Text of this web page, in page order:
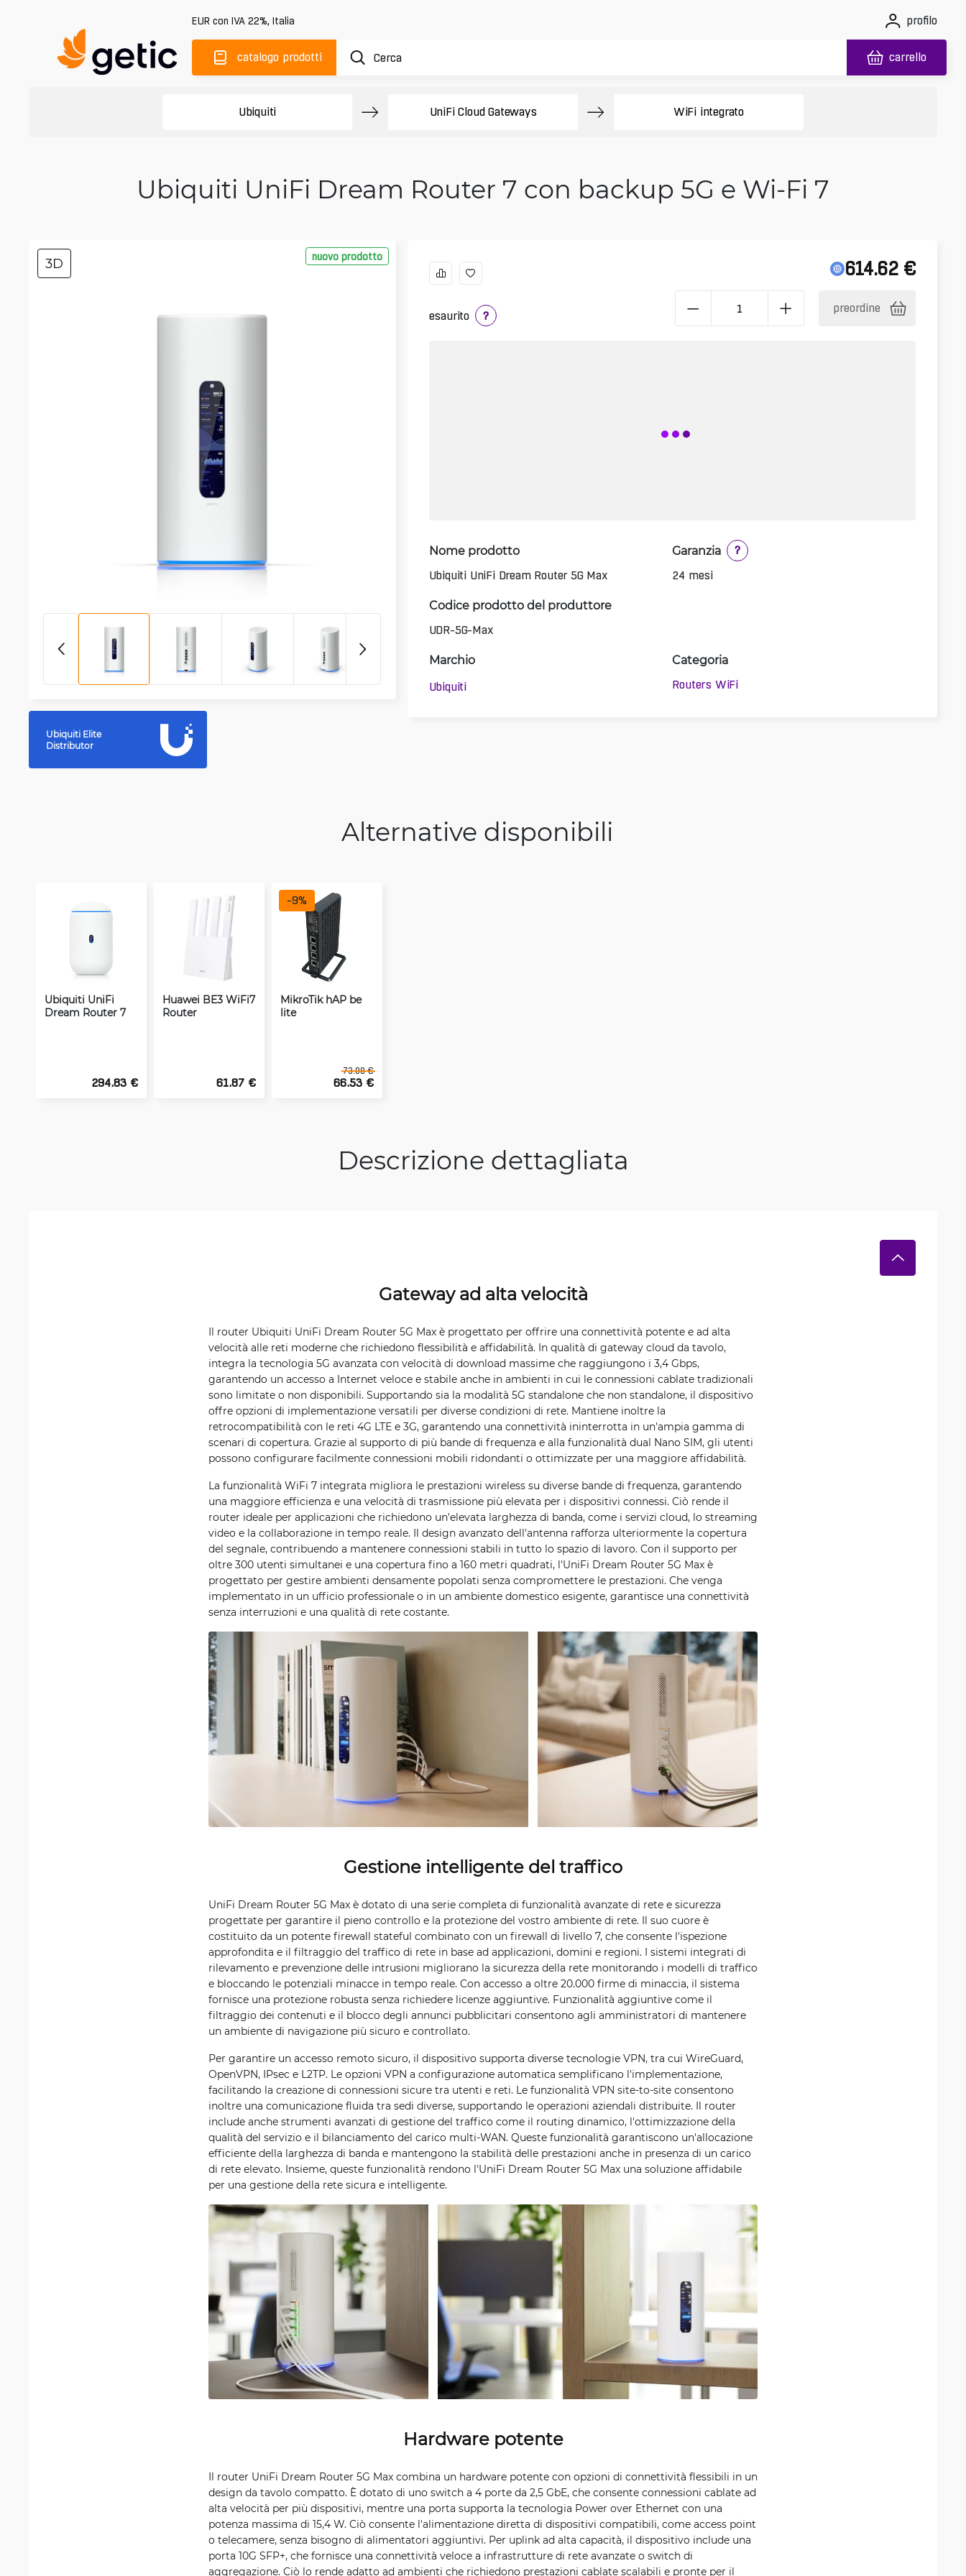
EUR con IVA 22%, Italia profilo
catalogo prodotti carrello
Ubiquiti UniFi Cloud Gateways WiFi integrato
Ubiquiti UniFi Dream Router 7 con backup 5G e Wi-Fi 7
nuovo prodotto
3D
Ubiquiti Elite
Distributor
esaurito ?
614.62 €
preordine
Nome prodotto
Ubiquiti UniFi Dream Router 5G Max
Garanzia
?
24 mesi
Codice prodotto del produttore
UDR-5G-Max
Marchio
Ubiquiti
Categoria
Routers WiFi
Alternative disponibili
Ubiquiti UniFi
Dream Router 7
294.83 €
Huawei BE3 WiFi7
Router
61.87 €
MikroTik hAP be
lite
73.08 €
66.53 €
-9%
Descrizione dettagliata
Gateway ad alta velocità
Il router Ubiquiti UniFi Dream Router 5G Max è progettato per offrire una connettività potente e ad alta
velocità alle reti moderne che richiedono flessibilità e affidabilità. In qualità di gateway cloud da tavolo,
integra la tecnologia 5G avanzata con velocità di download massime che raggiungono i 3,4 Gbps,
garantendo un accesso a Internet veloce e stabile anche in ambienti in cui le connessioni cablate tradizionali
sono limitate o non disponibili. Supportando sia la modalità 5G standalone che non standalone, il dispositivo
offre opzioni di implementazione versatili per diverse condizioni di rete. Mantiene inoltre la
retrocompatibilità con le reti 4G LTE e 3G, garantendo una connettività ininterrotta in un'ampia gamma di
scenari di copertura. Grazie al supporto di più bande di frequenza e alla funzionalità dual Nano SIM, gli utenti
possono configurare facilmente connessioni mobili ridondanti o ottimizzate per una maggiore affidabilità.
La funzionalità WiFi 7 integrata migliora le prestazioni wireless su diverse bande di frequenza, garantendo
una maggiore efficienza e una velocità di trasmissione più elevata per i dispositivi connessi. Ciò rende il
router ideale per applicazioni che richiedono un'elevata larghezza di banda, come i servizi cloud, lo streaming
video e la collaborazione in tempo reale. Il design avanzato dell'antenna rafforza ulteriormente la copertura
del segnale, contribuendo a mantenere connessioni stabili in tutto lo spazio di lavoro. Con il supporto per
oltre 300 utenti simultanei e una copertura fino a 160 metri quadrati, l'UniFi Dream Router 5G Max è
progettato per gestire ambienti densamente popolati senza compromettere le prestazioni. Che venga
implementato in un ufficio professionale o in un ambiente domestico esigente, garantisce una connettività
senza interruzioni e una qualità di rete costante.
Gestione intelligente del traffico
UniFi Dream Router 5G Max è dotato di una serie completa di funzionalità avanzate di rete e sicurezza
progettate per garantire il pieno controllo e la protezione del vostro ambiente di rete. Il suo cuore è
costituito da un potente firewall stateful combinato con un firewall di livello 7, che consente l'ispezione
approfondita e il filtraggio del traffico di rete in base ad applicazioni, domini e regioni. I sistemi integrati di
rilevamento e prevenzione delle intrusioni migliorano la sicurezza della rete monitorando i modelli di traffico
e bloccando le potenziali minacce in tempo reale. Con accesso a oltre 20.000 firme di minaccia, il sistema
fornisce una protezione robusta senza richiedere licenze aggiuntive. Funzionalità aggiuntive come il
filtraggio dei contenuti e il blocco degli annunci pubblicitari consentono agli amministratori di mantenere
un ambiente di navigazione più sicuro e controllato.
Per garantire un accesso remoto sicuro, il dispositivo supporta diverse tecnologie VPN, tra cui WireGuard,
OpenVPN, IPsec e L2TP. Le opzioni VPN a configurazione automatica semplificano l'implementazione,
facilitando la creazione di connessioni sicure tra utenti e reti. Le funzionalità VPN site-to-site consentono
inoltre una comunicazione fluida tra sedi diverse, supportando le operazioni aziendali distribuite. Il router
include anche strumenti avanzati di gestione del traffico come il routing dinamico, l'ottimizzazione della
qualità del servizio e il bilanciamento del carico multi-WAN. Queste funzionalità garantiscono un'allocazione
efficiente della larghezza di banda e mantengono la stabilità delle prestazioni anche in presenza di un carico
di rete elevato. Insieme, queste funzionalità rendono l'UniFi Dream Router 5G Max una soluzione affidabile
per una gestione della rete sicura e intelligente.
Hardware potente
Il router UniFi Dream Router 5G Max combina un hardware potente con opzioni di connettività flessibili in un
design da tavolo compatto. È dotato di uno switch a 4 porte da 2,5 GbE, che consente connessioni cablate ad
alta velocità per più dispositivi, mentre una porta supporta la tecnologia Power over Ethernet con una
potenza massima di 15,4 W. Ciò consente l'alimentazione diretta di dispositivi compatibili, come access point
o telecamere, senza bisogno di alimentatori aggiuntivi. Per uplink ad alta capacità, il dispositivo include una
porta 10G SFP+, che fornisce una connettività veloce a infrastrutture di rete avanzate o switch di
aggregazione. Ciò lo rende adatto ad ambienti che richiedono prestazioni cablate scalabili e pronte per il